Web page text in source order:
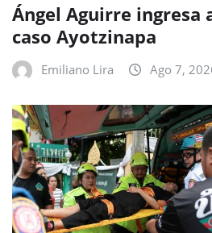
Ángel Aguirre
caso Ayotzinapa
Emiliano Lira Ago 7,